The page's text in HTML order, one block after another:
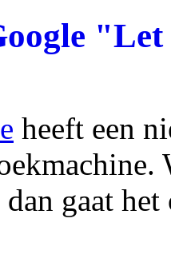
heeft een
dan gaat